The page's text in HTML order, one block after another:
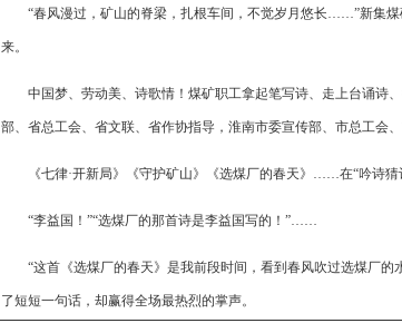
“春风漫过，矿山的脊梁，扎根车间，不觉岁月悠长……”新集
来。
中国梦、劳动美、诗歌情！煤矿职工拿起笔写诗、走上台诵诗
部、省总工会、省文联、省作协指导，淮南市委宣传部、市总工会
《七律·开新局》《守护矿山》《选煤厂的春天》……在“吟诗
“李益国！”“选煤厂的那首诗是李益国写的！”……
“这首《选煤厂的春天》是我前段时间，看到春风吹过选煤厂
了短短一句话，却赢得全场最热烈的掌声。